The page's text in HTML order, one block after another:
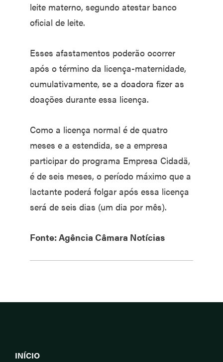
leite materno, segundo atestar banco
oficial de leite.
Esses afastamentos poderão ocorrer
após o término da licença-maternidade,
cumulativamente, se a doadora fizer as
doações durante essa licença.
Como a licença normal é de quatro
meses e a estendida, se a empresa
participar do programa Empresa Cidadã,
é de seis meses, o período máximo que a
lactante poderá folgar após essa licença
será de seis dias (um dia por mês).
Fonte: Agência Câmara Notícias
INÍCIO